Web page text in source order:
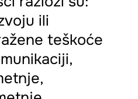
ili
teškoće